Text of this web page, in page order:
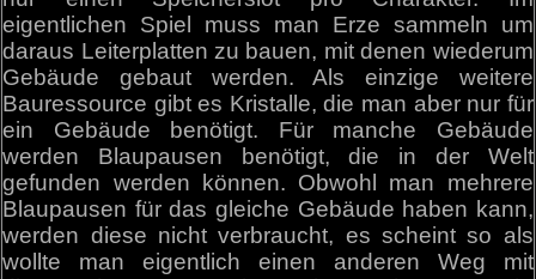
eigentlichen Spiel muss man Erze sammeln um
daraus Leiterplatten zu bauen, mit denen wiederum
Gebäude gebaut werden. Als einzige weitere
Bauressource gibt es Kristalle, die man aber nur für
ein Gebäude benötigt. Für manche Gebäude
werden Blaupausen benötigt, die in der Welt
gefunden werden können. Obwohl man mehrere
Blaupausen für das gleiche Gebäude haben kann,
werden diese nicht verbraucht, es scheint so als
wollte man eigentlich einen anderen Weg mit